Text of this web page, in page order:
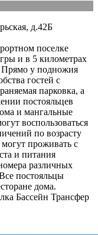
д.42Б
поселке
и в 5 километрах
Прямо у подножия
гостей с
парковка, а
постояльцев
и мангальные
воспользоваться
по возрасту
проживать с
и питания
различных
постояльцы
дома.
Бассейн Трансфер